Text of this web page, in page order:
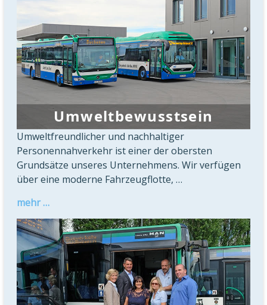
Umweltbewusstsein
Umweltfreundlicher und nachhaltiger
Personennahverkehr ist einer der obersten
Grundsätze unseres Unternehmens. Wir verfügen
über eine moderne Fahrzeugflotte, …
mehr …